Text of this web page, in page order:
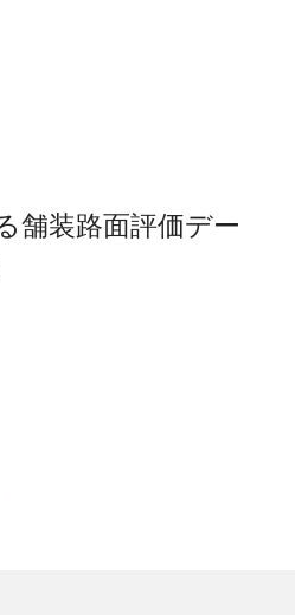
舗装路面評価デー